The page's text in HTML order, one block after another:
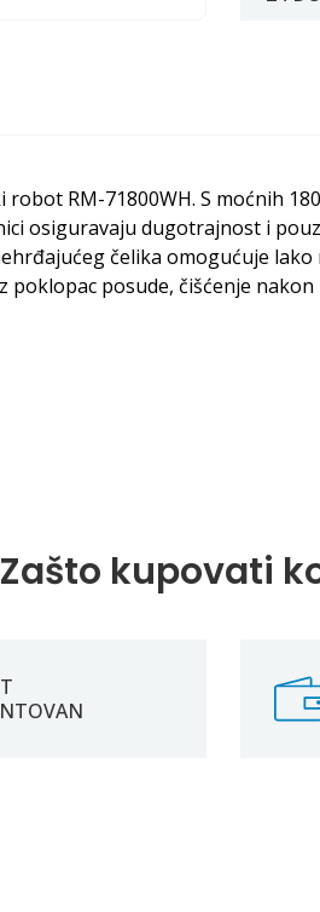
RM-71800WH. S moćnih
osiguravaju dugotrajnost i
čelika omogućuje
posude, čišćenje
Zašto kupovati